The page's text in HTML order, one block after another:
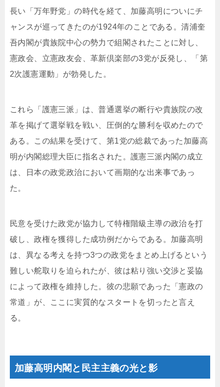
長い「万年野党」の時代を経て、加藤高明についにチ
ャンスが巡ってきたのが1924年のことである。清浦奎
吾内閣が貴族院中心の勢力で組閣されたことに対し、
憲政会、立憲政友会、革新倶楽部の3党が反発し、「第
2次護憲運動」が勃発した。
これら「護憲三派」は、普通選挙の断行や貴族院の改
革を掲げて選挙戦を戦い、圧倒的な勝利を収めたので
ある。この結果を受けて、第1党の総裁であった加藤高
明が内閣総理大臣に指名された。護憲三派内閣の成立
は、日本の政党政治において画期的な出来事であっ
た。
民意を受けた政党が協力して特権階級主導の政治を打
破し、政権を獲得した成功例だからである。加藤高明
は、異なる考えを持つ3つの政党をまとめ上げるという
難しい舵取りを迫られたが、彼は粘り強い交渉と妥協
によって政権を維持した。彼の悲願であった「憲政の
常道」が、ここに実質的なスタートを切ったと言え
る。
加藤高明内閣と民主主義の光と影